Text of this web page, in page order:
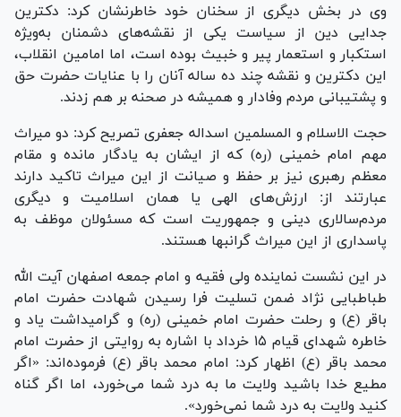
وی در بخش دیگری از سخنان خود خاطرنشان کرد: دکترین
جدایی دین از سیاست یکی از نقشه‌های دشمنان به‌ویژه
استکبار و استعمار پیر و خبیث بوده است، اما امامین انقلاب،
این دکترین و نقشه چند ده ساله آنان را با عنایات حضرت حق
و پشتیبانی مردم وفادار و همیشه در صحنه بر هم زدند.
حجت الاسلام و المسلمین اسداله جعفری تصریح کرد: دو میراث
مهم امام خمینی (ره) که از ایشان به یادگار مانده و مقام
معظم رهبری نیز بر حفظ و صیانت از این میراث تاکید دارند
عبارتند از: ارزش‌های الهی یا همان اسلامیت و دیگری
مردم‌سالاری دینی و جمهوریت است که مسئولان موظف به
پاسداری از این میراث گرانبها هستند.
در این نشست نماینده ولی فقیه و امام جمعه اصفهان آیت الله
طباطبایی نژاد ضمن تسلیت فرا رسیدن شهادت حضرت امام
باقر (ع) و رحلت حضرت امام خمینی (ره) و گرامیداشت یاد و
خاطره شهدای قیام ۱۵ خرداد با اشاره به روایتی از حضرت امام
محمد باقر (ع) اظهار کرد: امام محمد باقر (ع) فرموده‌اند: «اگر
مطیع خدا باشید ولایت ما به درد شما می‌خورد، اما اگر گناه
کنید ولایت به درد شما نمی‌خورد».